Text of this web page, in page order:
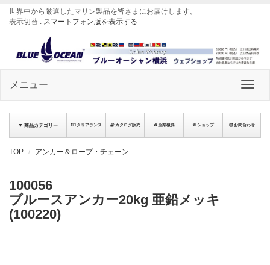
世界中から厳選したマリン製品を皆さまにお届けします。
表示切替 : スマートフォン版を表示する
メニュー
▼ 商品カテゴリー クリアランス カタログ販売 企業概要 ショップ お問合わせ
TOP アンカー＆ロープ・チェーン
100056
ブルースアンカー20kg 亜鉛メッキ
(100220)